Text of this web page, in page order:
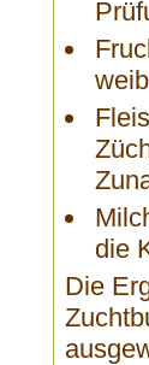
die
Die